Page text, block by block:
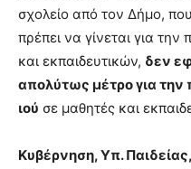
σχολείο από τον Δήμο,
πρέπει να γίνεται για
και εκπαιδευτικών, δεν
απολύτως μέτρο για την
ιού σε μαθητές και
Κυβέρνηση, Υπ.